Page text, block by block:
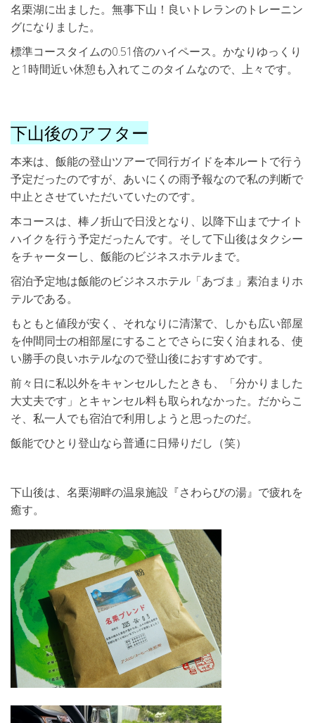
名栗湖に出ました。無事下山！良いトレランのトレーニン
グになりました。
標準コースタイムの0.51倍のハイペース。かなりゆっくり
と1時間近い休憩も入れてこのタイムなので、上々です。
下山後のアフター
本来は、飯能の登山ツアーで同行ガイドを本ルートで行う
予定だったのですが、あいにくの雨予報なので私の判断で
中止とさせていただいていたのです。
本コースは、棒ノ折山で日没となり、以降下山までナイト
ハイクを行う予定だったんです。そして下山後はタクシー
をチャーターし、飯能のビジネスホテルまで。
宿泊予定地は飯能のビジネスホテル「あづま」素泊まりホ
テルである。
もともと値段が安く、それなりに清潔で、しかも広い部屋
を仲間同士の相部屋にすることでさらに安く泊まれる、使
い勝手の良いホテルなので登山後におすすめです。
前々日に私以外をキャンセルしたときも、「分かりました
大丈夫です」とキャンセル料も取られなかった。だからこ
そ、私一人でも宿泊で利用しようと思ったのだ。
飯能でひとり登山なら普通に日帰りだし（笑）
下山後は、名栗湖畔の温泉施設『さわらびの湯』で疲れを
癒す。